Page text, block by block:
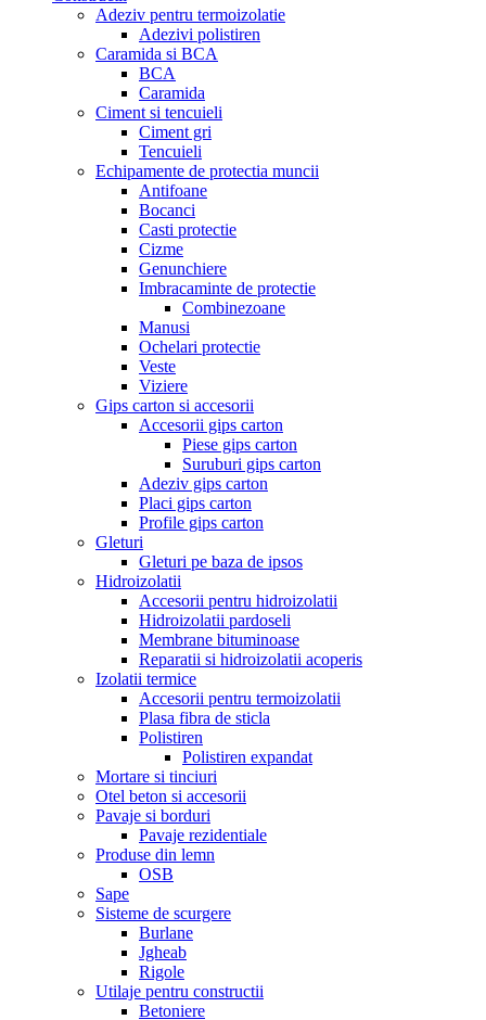
Adeziv pentru termoizolatie
Adezivi polistiren
Caramida si BCA
BCA
Caramida
Ciment si tencuieli
Ciment gri
Tencuieli
Echipamente de protectia muncii
Antifoane
Bocanci
Casti protectie
Cizme
Genunchiere
Imbracaminte de protectie
Combinezoane
Manusi
Ochelari protectie
Veste
Viziere
Gips carton si accesorii
Accesorii gips carton
Piese gips carton
Suruburi gips carton
Adeziv gips carton
Placi gips carton
Profile gips carton
Gleturi
Gleturi pe baza de ipsos
Hidroizolatii
Accesorii pentru hidroizolatii
Hidroizolatii pardoseli
Membrane bituminoase
Reparatii si hidroizolatii acoperis
Izolatii termice
Accesorii pentru termoizolatii
Plasa fibra de sticla
Polistiren
Polistiren expandat
Mortare si tinciuri
Otel beton si accesorii
Pavaje si borduri
Pavaje rezidentiale
Produse din lemn
OSB
Sape
Sisteme de scurgere
Burlane
Jgheab
Rigole
Utilaje pentru constructii
Betoniere